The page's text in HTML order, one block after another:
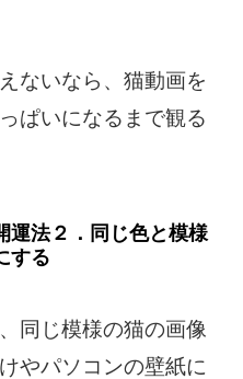
ないなら、猫動画を
ぱいになるまで観る
運法２．同じ色と模様
する
同じ模様の猫の画像
やパソコンの壁紙に